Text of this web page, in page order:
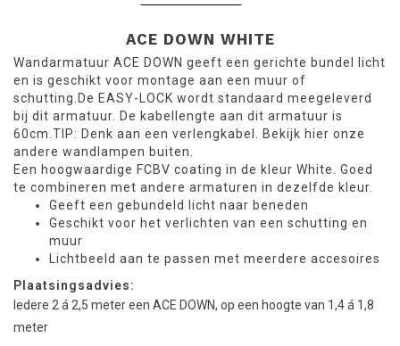
ACE DOWN WHITE
Wandarmatuur ACE DOWN geeft een gerichte bundel licht
en is geschikt voor montage aan een muur of
schutting.De EASY-LOCK wordt standaard meegeleverd
bij dit armatuur. De kabellengte aan dit armatuur is
60cm.TIP: Denk aan een verlengkabel. Bekijk hier onze
andere wandlampen buiten.
Een hoogwaardige FCBV coating in de kleur White. Goed
te combineren met andere armaturen in dezelfde kleur.
Geeft een gebundeld licht naar beneden
Geschikt voor het verlichten van een schutting en
muur
Lichtbeeld aan te passen met meerdere accesoires
Plaatsingsadvies:
Iedere 2 á 2,5 meter een ACE DOWN, op een hoogte van 1,4 á 1,8
meter